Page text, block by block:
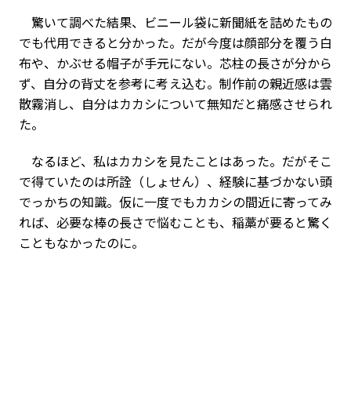
驚いて調べた結果、ビニール袋に新聞紙を詰めたもの
でも代用できると分かった。だが今度は顔部分を覆う白
布や、かぶせる帽子が手元にない。芯柱の長さが分から
ず、自分の背丈を参考に考え込む。制作前の親近感は雲
散霧消し、自分はカカシについて無知だと痛感させられ
た。
なるほど、私はカカシを見たことはあった。だがそこ
で得ていたのは所詮（しょせん）、経験に基づかない頭
でっかちの知識。仮に一度でもカカシの間近に寄ってみ
れば、必要な棒の長さで悩むことも、稲藁が要ると驚く
こともなかったのに。